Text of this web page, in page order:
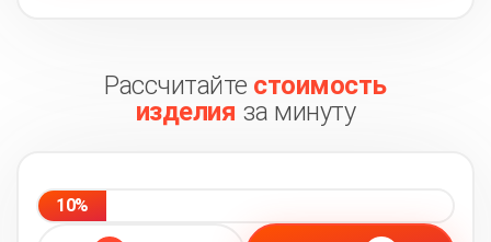
Рассчитайте стоимость
изделия за минуту
10%